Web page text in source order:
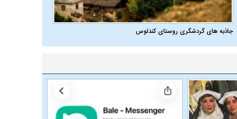
جاذبه های گردشگری روستای کندلوس